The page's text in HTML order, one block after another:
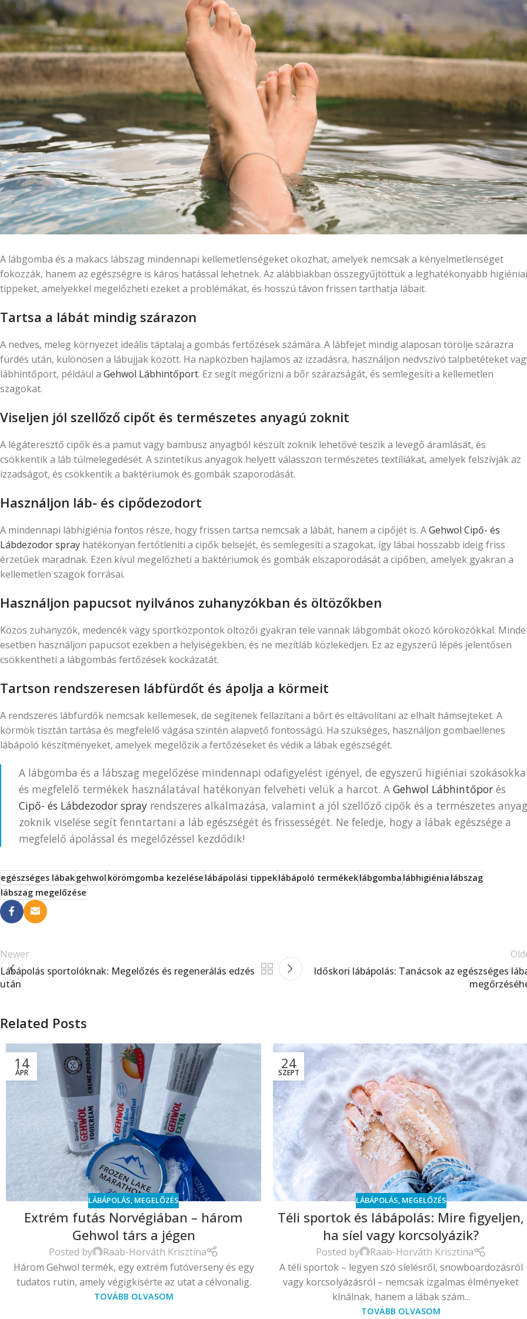
A lábgomba és a makacs lábszag mindennapi kellemetlenségeket okozhat, amelyek nemcsak a kényelmetlenséget
fokozzák, hanem az egészségre is káros hatással lehetnek. Az alábbiakban összegyűjtöttük a leghatékonyabb higiéniai
tippeket, amelyekkel megelőzheti ezeket a problémákat, és hosszú távon frissen tarthatja lábait.
Tartsa a lábát mindig szárazon
A nedves, meleg környezet ideális táptalaj a gombás fertőzések számára. A lábfejet mindig alaposan törölje szárazra
fürdés után, különösen a lábujjak között. Ha napközben hajlamos az izzadásra, használjon nedvszívó talpbetéteket
lábhintőport, például a Gehwol Lábhintőport. Ez segít megőrizni a bőr szárazságát, és semlegesíti a kellemetlen
szagokat.
Viseljen jól szellőző cipőt és természetes anyagú zoknit
A légáteresztő cipők és a pamut vagy bambusz anyagból készült zoknik lehetővé teszik a levegő áramlását, és
csökkentik a láb túlmelegedését. A szintetikus anyagok helyett válasszon természetes textíliákat, amelyek felszívják az
izzadságot, és csökkentik a baktériumok és gombák szaporodását.
Használjon láb- és cipődezodort
A mindennapi lábhigiénia fontos része, hogy frissen tartsa nemcsak a lábát, hanem a cipőjét is. AGehwol Cipő- és
Lábdezodor spray hatékonyan fertőtleníti a cipők belsejét, és semlegesíti a szagokat, így lábai hosszabb ideig friss
érzetűek maradnak. Ezen kívül megelőzheti a baktériumok és gombák elszaporodását a cipőben, amelyek gyakran a
kellemetlen szagok forrásai.
Használjon papucsot nyilvános zuhanyzókban és öltözőkben
Közös zuhanyzók, medencék vagy sportközpontok öltözői gyakran tele vannak lábgombát okozó kórokozókkal.
esetben használjon papucsot ezekben a helyiségekben, és ne mezítláb közlekedjen. Ez az egyszerű lépés jelentősen
csökkentheti a lábgombás fertőzések kockázatát.
Tartson rendszeresen lábfürdőt és ápolja a körmeit
A rendszeres lábfürdők nemcsak kellemesek, de segítenek fellazítani a bőrt és eltávolítani az elhalt hámsejteket. A
körmök tisztán tartása és megfelelő vágása szintén alapvető fontosságú. Ha szükséges, használjon gombaellenes
lábápoló készítményeket, amelyek megelőzik a fertőzéseket és védik a lábak egészségét.
A lábgomba és a lábszag megelőzése mindennapi odafigyelést igényel, de egyszerű higiéniai szokásokkal
és megfelelő termékek használatával hatékonyan felveheti velük a harcot. A Gehwol Lábhintőpor és
Cipő- és Lábdezodor spray rendszeres alkalmazása, valamint a jól szellőző cipők és a természetes
zoknik viselése segít fenntartani a láb egészségét és frissességét. Ne feledje, hogy a lábak egészsége a
megfelelő ápolással és megelőzéssel kezdődik!
egészséges lábakgehwolkörömgomba kezeléselábápolási tippeklábápoló termékeklábgombalábhigiénialábszag
lábszag megelőzése
Newer
Lábápolás sportolóknak: Megelőzés és regenerálás edzés
után
Időskori lábápolás: Tanácsok az egészséges
Related Posts
14
ÁPR
LÁBÁPOLÁS, MEGELŐZÉS
Extrém futás Norvégiában – három
Gehwol társ a jégen
Posted by
Raab-Horváth Krisztina
Három Gehwol termék, egy extrém futóverseny és egy
tudatos rutin, amely végigkísérte az utat a célvonalig.
TOVÁBB OLVASOM
24
SZEPT
LÁBÁPOLÁS, MEGELŐZÉS
Téli sportok és lábápolás: Mire figyeljen,
ha síel vagy korcsolyázik?
Posted by
Raab-Horváth Krisztina
A téli sportok – legyen szó síelésről, snowboardozásról
vagy korcsolyázásról – nemcsak izgalmas élményeket
kínálnak, hanem a lábak szám...
TOVÁBB OLVASOM